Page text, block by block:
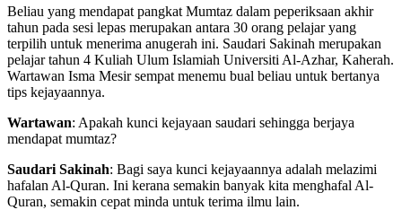
Beliau yang mendapat pangkat Mumtaz dalam peperiksaan akhir
tahun pada sesi lepas merupakan antara 30 orang pelajar yang
terpilih untuk menerima anugerah ini. Saudari Sakinah merupakan
pelajar tahun 4 Kuliah Ulum Islamiah Universiti Al-Azhar, Kaherah.
Wartawan Isma Mesir sempat menemu bual beliau untuk bertanya
tips kejayaannya.
Wartawan: Apakah kunci kejayaan saudari sehingga berjaya
mendapat mumtaz?
Saudari Sakinah: Bagi saya kunci kejayaannya adalah melazimi
hafalan Al-Quran. Ini kerana semakin banyak kita menghafal Al-
Quran, semakin cepat minda untuk terima ilmu lain.